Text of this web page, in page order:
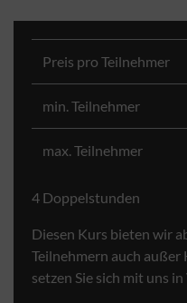
Preis pro Teilnehmer
min. Teilnehmer
max. Teilnehmer
4 Doppelstunden
Diesen Kurs bieten wir
Teilnehmern auch
setzen Sie sich mit uns